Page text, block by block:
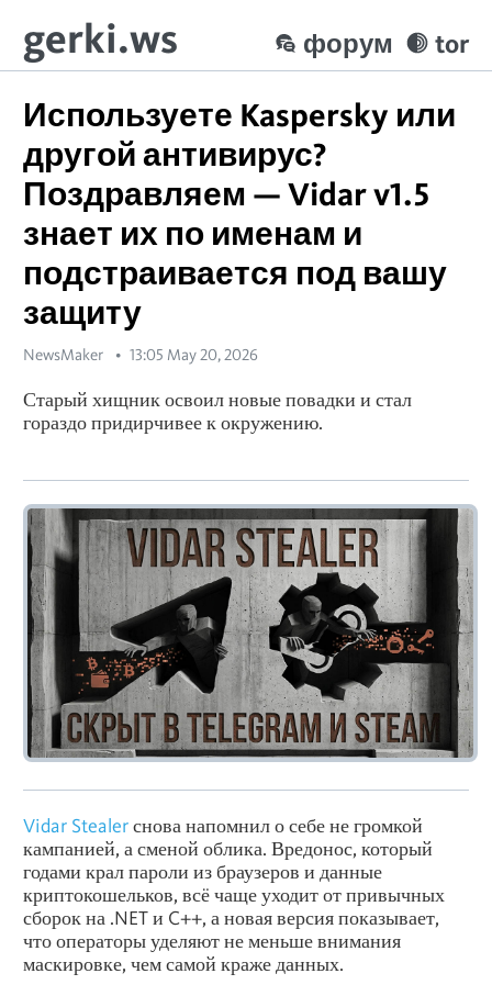
gerki.ws tor
форум
Используете Kaspersky или
другой антивирус?
Поздравляем — Vidar v1.5
знает их по именам и
подстраивается под вашу
защиту
NewsMaker 13:05 May 20, 2026
Старый хищник освоил новые повадки и стал
гораздо придирчивее к окружению.
Vidar Stealerснова напомнил о себе не громкой
кампанией, а сменой облика. Вредонос, который
годами крал пароли из браузеров и данные
криптокошельков, всё чаще уходит от привычных
сборок на .NET и C++, а новая версия показывает,
что операторы уделяют не меньше внимания
маскировке, чем самой краже данных.